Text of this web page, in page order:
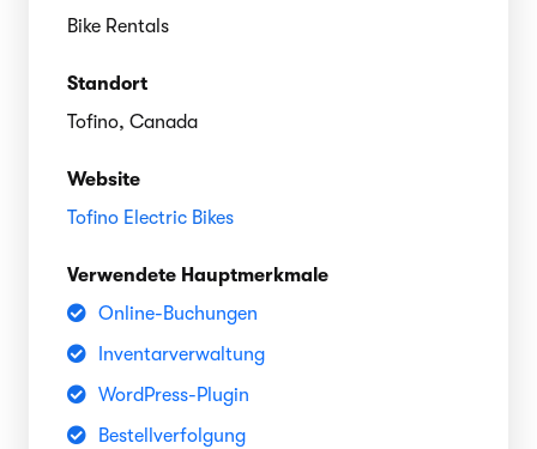
Bike Rentals
Standort
Tofino, Canada
Website
Tofino Electric Bikes
Verwendete Hauptmerkmale
Online-Buchungen
Inventarverwaltung
WordPress-Plugin
Bestellverfolgung